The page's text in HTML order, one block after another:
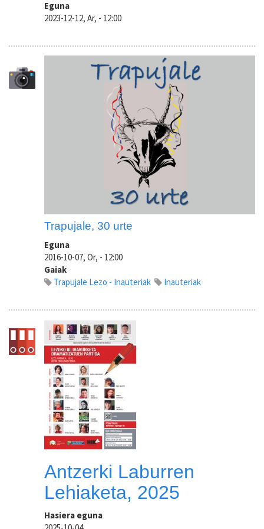
Eguna
2023-12-12, Ar, - 12:00
Trapujale, 30 urte
Eguna
2016-10-07, Or, - 12:00
Gaiak
Trapujale Lezo - Inauteriak
Inauteriak
Antzerki Laburren
Lehiaketa, 2025
Hasiera eguna